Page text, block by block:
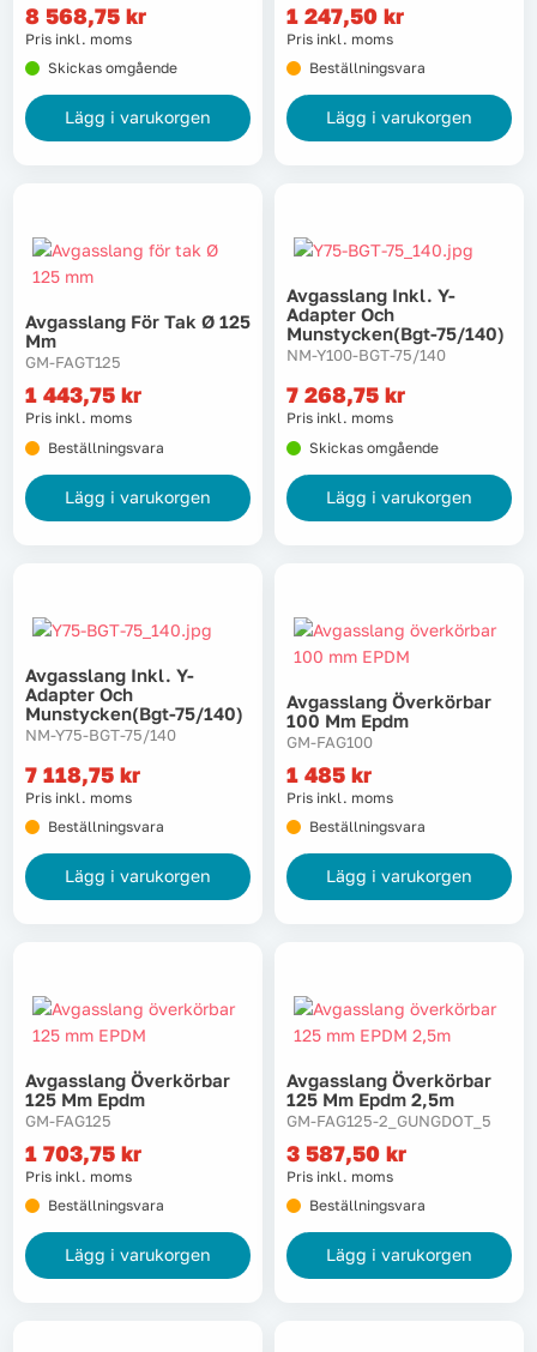
8 568,75 kr
Pris inkl. moms
Skickas omgående
Lägg i varukorgen
1 247,50 kr
Pris inkl. moms
Beställningsvara
Lägg i varukorgen
Avgasslang För Tak Ø 125
Mm
GM-FAGT125
1 443,75 kr
Pris inkl. moms
Beställningsvara
Lägg i varukorgen
Avgasslang Inkl. Y-
Adapter Och
Munstycken(bgt-75/140)
NM-Y100-BGT-75/140
7 268,75 kr
Pris inkl. moms
Skickas omgående
Lägg i varukorgen
Avgasslang Inkl. Y-
Adapter Och
Munstycken(bgt-75/140)
NM-Y75-BGT-75/140
7 118,75 kr
Pris inkl. moms
Beställningsvara
Lägg i varukorgen
Avgasslang Överkörbar
100 Mm Epdm
GM-FAG100
1 485 kr
Pris inkl. moms
Beställningsvara
Lägg i varukorgen
Avgasslang Överkörbar
125 Mm Epdm
GM-FAG125
1 703,75 kr
Pris inkl. moms
Beställningsvara
Lägg i varukorgen
Avgasslang Överkörbar
125 Mm Epdm 2,5m
GM-FAG125-2_GUNGDOT_5
3 587,50 kr
Pris inkl. moms
Beställningsvara
Lägg i varukorgen